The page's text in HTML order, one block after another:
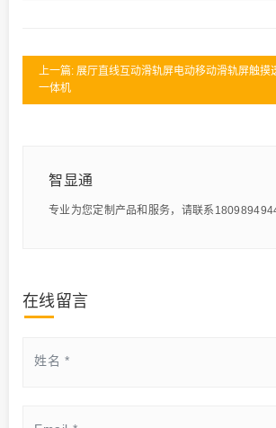
上一篇: 展厅直线互动滑轨屏电动移动滑轨屏触摸
一体机
智显通
专业为您定制产品和服务，请联系
在线留言